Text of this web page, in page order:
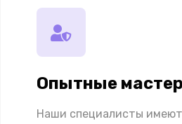
Опытные
Наши специалисты